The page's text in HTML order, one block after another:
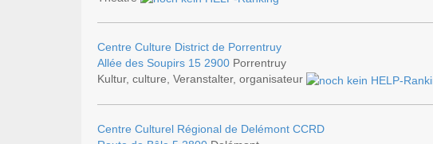
Centre Culture District de Porrentruy
Allée des Soupirs 15 2900 Porrentruy
Kultur, culture, Veranstalter, organisateur
Centre Culturel Régional de Delémont CCRD